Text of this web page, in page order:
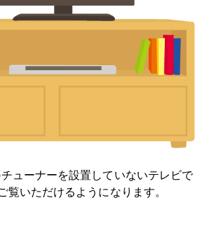
ューナーを設置していないテレビで
覧いただけるようになります。